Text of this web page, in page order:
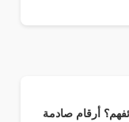
أرقام صادمة